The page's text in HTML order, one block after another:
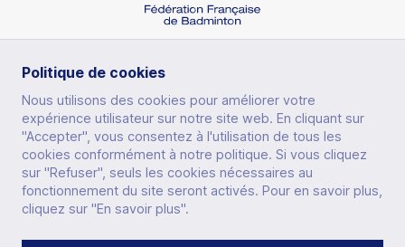
Politique de cookies
Nous utilisons des cookies pour améliorer votre
expérience utilisateur sur notre site web. En cliquant sur
"Accepter", vous consentez à l'utilisation de tous les
cookies conformément à notre politique. Si vous cliquez
sur "Refuser", seuls les cookies nécessaires au
fonctionnement du site seront activés. Pour en savoir plus,
cliquez sur "En savoir plus".
SECTIONS
OTHERS